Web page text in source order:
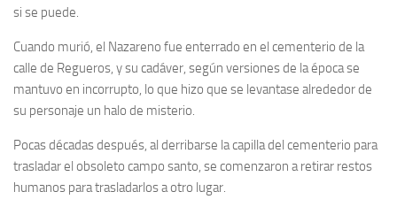
si se puede.
Cuando murió, el Nazareno fue enterrado en el cementerio de la
calle de Regueros, y su cadáver, según versiones de la época se
mantuvo en incorrupto, lo que hizo que se levantase alrededor de
su personaje un halo de misterio.
Pocas décadas después, al derribarse la capilla del cementerio para
trasladar el obsoleto campo santo, se comenzaron a retirar restos
humanos para trasladarlos a otro lugar.